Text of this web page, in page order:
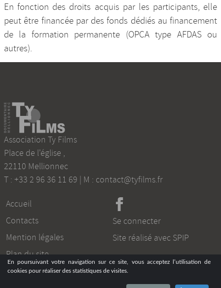
En poursuivant votre navigation sur ce site, vous acceptez l’utilisation de
cookies pour réaliser des statistiques de visites.
En fonction des droits acquis par les participants, elle
peut être financée par des fonds dédiés au financement
de la formation permanente (OPCA type AFDAS ou
autres).
Association Ty Films
Place de l'église ,
22110 Mellionnec
T : +33 2 96 36 11 69 | M : contact@tyfilms.fr
Accueil
Contacts
Mention légales
Plan du site
Se connecter
Site réalisé avec SPIP